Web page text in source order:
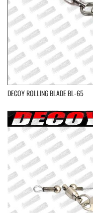
DECOY ROLLING BLADE BL-65